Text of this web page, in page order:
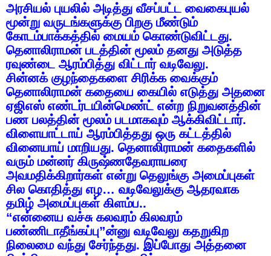
அரசியல் புயலில் அடித்து வீசப்பட்ட வைகைபுயல்
மூன்று வருடங்களுக்கு பிறகு மீண்டும்
கோடம்பாக்கத்தில் மையம் கொண்டுவிட்டது.
தெனாலிராமன் படத்தின் மூலம் தனது அடுத்த
ரவுண்டை ஆரம்பித்து விட்டார் வடிவேலு.
சின்னக் குழந்தைகளை சிரிக்க வைக்கும்
தெனாலிராமன் கதையை கையில் எடுத்து அதனை
ஏஜிஎஸ் எண்டர்டயின்மெண்ட் என்ற நிறுவனத்தின்
பண பலத்தின் மூலம் படமாகவும் ஆக்கிவிட்டார்.
விளையாட்டாய் ஆரம்பித்தது ஒரு கட்டத்தில்
வினையாய் மாறியது. தெனாலிராமன் கதைகளில்
வரும் மன்னர் கிருஷ்ணதேவராயரை
அவமதிக்கிறார்கள் என்று தெலுங்கு அமைப்புகள்
சில கொதித்து எழ… வடிவேலுக்கு ஆதரவாக
தமிழ் அமைப்புகள் கிளம்ப..
“என்னைய வச்சு கலவரம் கிலவரம்
பண்ணிடாதீங்கப்பு”ன்னு வடிவேலு கதறுகிற
நிலைமை வந்து சேர்ந்தது. இப்போது அத்தனை